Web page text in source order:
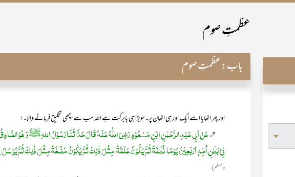
عظمتِ صوم
باب:عظمتِ صوم
اور پھر اٹھایا اسے ایک اور ہی اٹھان پر۔سوبڑا ہی بابرکت ہے اللہ سب سے اچھی تخلیق فرمانے والا۔!
عَنْ اَبِی عَبْدِالرَّحْمٰنِ ابْنِ مَسْعُوْدٍ رَضِیَ اللّٰہُ عَنْهُ قَالَ حَدَّ ثَنَا رَسُوْلُ اللہِ ﷺ وَ ھُوَ
فِیْ بَطْنِ اُمِّہٖ اَرْبَعِیْنَ یَوْمًا نُطْفَۃً ثُمَّ یَکُوْنُ عَلَقَۃً مِثْلَ ذٰلِکَ ثُمَّ یَکُوْنُ مُضْغَۃً مِثْلَ ذٰلِکَ ثُمَّ یُرْسَلُ
ومسلم)